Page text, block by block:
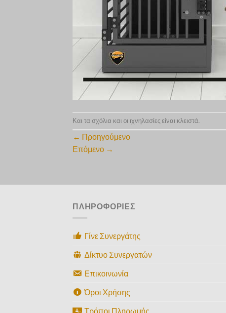
Και τα σχόλια και οι ιχνηλασίες είναι κλειστά.
← Προηγούμενο
Επόμενο →
ΠΛΗΡΟΦΟΡΙΕΣ
Γίνε Συνεργάτης
Δίκτυο Συνεργατών
Επικοινωνία
Όροι Χρήσης
Τρόποι Πληρωμής